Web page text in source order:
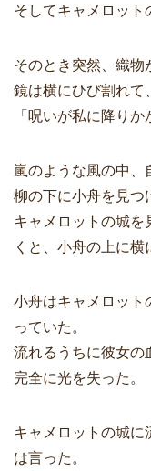
そしてキャメロット
そのとき突然、織物
鏡は横にひび割れて、
「呪いが私に降り
嵐のような風の中、
柳の下に小舟を見つ
キャメロットの城
くと、小舟の上に横
小舟はキャメロット
っていた。
流れるうちに彼女の
完全に光を失った。
キャメロットの城に
は言った。